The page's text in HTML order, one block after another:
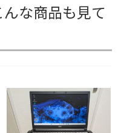
な商品も見て